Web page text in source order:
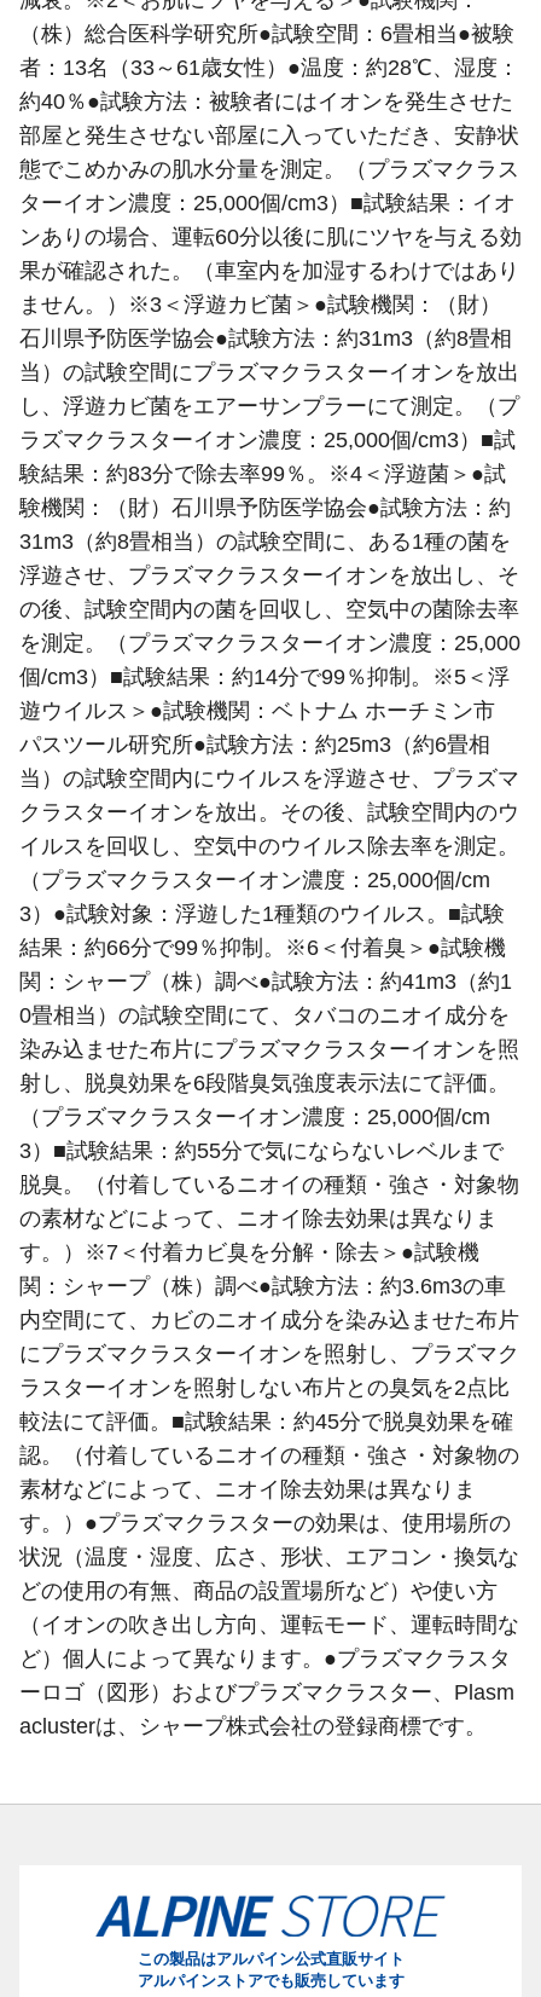
（株）総合医科学研究所●試験空間：6畳相当●被験
者：13名（33～61歳女性）●温度：約28℃、湿度：
約40％●試験方法：被験者にはイオンを発生させた
部屋と発生させない部屋に入っていただき、安静状
態でこめかみの肌水分量を測定。（プラズマクラス
ターイオン濃度：25,000個/cm3）■試験結果：イオ
ンありの場合、運転60分以後に肌にツヤを与える効
果が確認された。（車室内を加湿するわけではあり
ません。）※3＜浮遊カビ菌＞●試験機関：（財）
石川県予防医学協会●試験方法：約31m3（約8畳相
当）の試験空間にプラズマクラスターイオンを放出
し、浮遊カビ菌をエアーサンプラーにて測定。（プ
ラズマクラスターイオン濃度：25,000個/cm3）■試
験結果：約83分で除去率99％。※4＜浮遊菌＞●試
験機関：（財）石川県予防医学協会●試験方法：約
31m3（約8畳相当）の試験空間に、ある1種の菌を
浮遊させ、プラズマクラスターイオンを放出し、そ
の後、試験空間内の菌を回収し、空気中の菌除去率
を測定。（プラズマクラスターイオン濃度：25,000
個/cm3）■試験結果：約14分で99％抑制。※5＜浮
遊ウイルス＞●試験機関：ベトナム ホーチミン市
パスツール研究所●試験方法：約25m3（約6畳相
当）の試験空間内にウイルスを浮遊させ、プラズマ
クラスターイオンを放出。その後、試験空間内のウ
イルスを回収し、空気中のウイルス除去率を測定。
（プラズマクラスターイオン濃度：25,000個/cm
3）●試験対象：浮遊した1種類のウイルス。■試験
結果：約66分で99％抑制。※6＜付着臭＞●試験機
関：シャープ（株）調べ●試験方法：約41m3（約1
0畳相当）の試験空間にて、タバコのニオイ成分を
染み込ませた布片にプラズマクラスターイオンを照
射し、脱臭効果を6段階臭気強度表示法にて評価。
（プラズマクラスターイオン濃度：25,000個/cm
3）■試験結果：約55分で気にならないレベルまで
脱臭。（付着しているニオイの種類・強さ・対象物
の素材などによって、ニオイ除去効果は異なりま
す。）※7＜付着カビ臭を分解・除去＞●試験機
関：シャープ（株）調べ●試験方法：約3.6m3の車
内空間にて、カビのニオイ成分を染み込ませた布片
にプラズマクラスターイオンを照射し、プラズマク
ラスターイオンを照射しない布片との臭気を2点比
較法にて評価。■試験結果：約45分で脱臭効果を確
認。（付着しているニオイの種類・強さ・対象物の
素材などによって、ニオイ除去効果は異なりま
す。）●プラズマクラスターの効果は、使用場所の
状況（温度・湿度、広さ、形状、エアコン・換気な
どの使用の有無、商品の設置場所など）や使い方
（イオンの吹き出し方向、運転モード、運転時間な
ど）個人によって異なります。●プラズマクラスタ
ーロゴ（図形）およびプラズマクラスター、Plasm
aclusterは、シャープ株式会社の登録商標です。
この製品はアルパイン公式直販サイト
アルパインストアでも販売しています